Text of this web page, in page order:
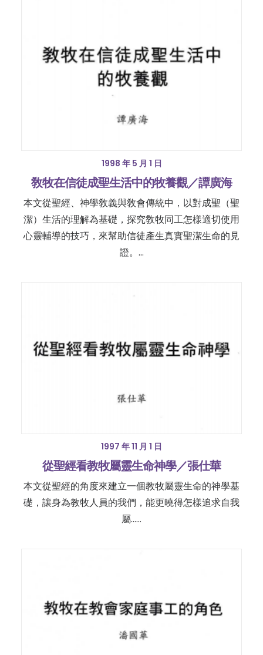
1998 年 5 月 1 日
敎牧在信徒成聖生活中的牧養觀／譚廣海
本文從聖經、神學敎義與敎會傳統中，以對成聖（聖
潔）生活的理解為基礎，探究敎牧同工怎樣適切使用
心靈輔導的技巧，來幫助信徒產生真實聖潔生命的見
證。…
1997 年 11 月 1 日
從聖經看教牧屬靈生命神學／張仕華
本文從聖經的角度來建立一個教牧屬靈生命的神學基
礎，讓身為教牧人員的我們，能更曉得怎樣追求自我
屬……